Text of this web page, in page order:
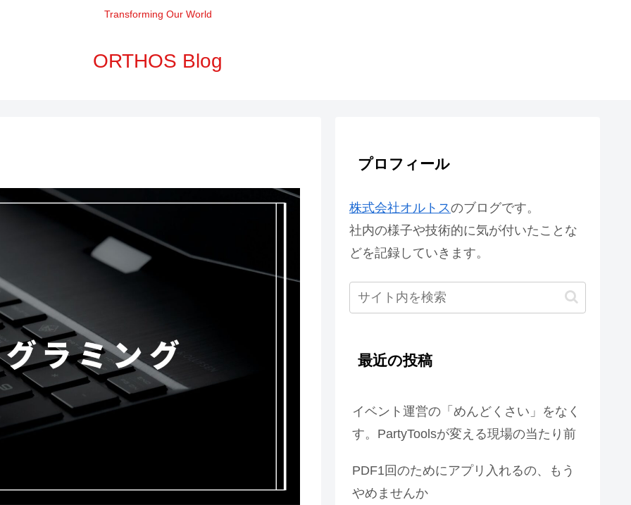
Transforming Our World
ORTHOS Blog
プロフィール
株式会社オルトスのブログです。
社内の様子や技術的に気が付いたことな
どを記録していきます。
最近の投稿
イベント運営の「めんどくさい」をなく
す。PartyToolsが変える現場の当たり前
PDF1回のためにアプリ入れるの、もう
やめませんか